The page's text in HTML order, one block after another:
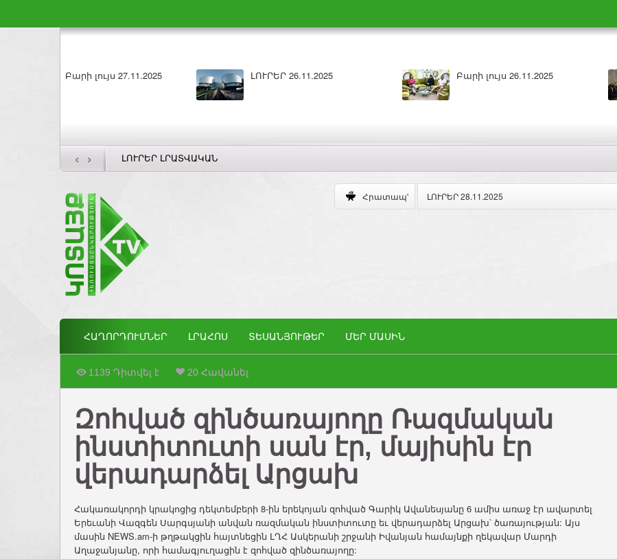
ԼՈՒՐԵՐ 26.11.2025 Բարի լույս 26.11.2025 ԼՈՒՐԵՐ 25.11.2025
‹ › ԼՈՒՐԵՐ ԼՐԱՏՎԱԿԱՆ
Հրատապ' ԼՈՒՐԵՐ 28.11.2025
ՀԱՂՈՐԴՈՒՄՆԵՐ ԼՐԱՀՈՍ ՏԵՍԱՆՅՈՒԹԵՐ ՄԵՐ ՄԱՍԻՆ
1139 Դիտվել է 20 Հավանել
Զոհված զինծառայողը Ռազմական
ինստիտուտի սան էր, մայիսին էր
վերադարձել Արցախ
Հակառակորդի կրակոցից դեկտեմբերի 8-ին երեկոյան զոհված Գարիկ Ավանեսյանը 6 ամիս առաջ էր ավարտել
Երեւանի Վազգեն Սարգսյանի անվան ռազմական ինստիտուտը եւ վերադարձել Արցախ՝ ծառայության: Այս
մասին NEWS.am-ի թղթակցին հայտնեցին ԼՂՀ Ասկերանի շրջանի Իվանյան համայնքի ղեկավար Մարդի
Աղաջանյանը, որի համագյուղացին է զոհված զինծառայողը: